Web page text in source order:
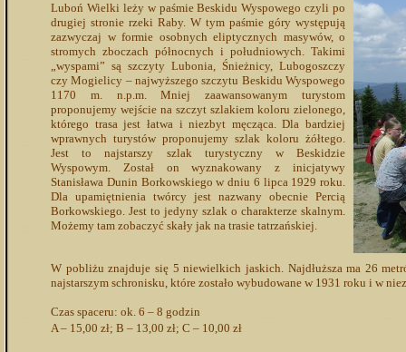
Luboń Wielki leży w paśmie Beskidu Wyspowego czyli po
drugiej stronie rzeki Raby. W tym paśmie góry występują
zazwyczaj w formie osobnych eliptycznych masywów, o
stromych zboczach północnych i południowych. Takimi
„wyspami” są szczyty Lubonia, Śnieżnicy, Lubogoszczy
czy Mogielicy – najwyższego szczytu Beskidu Wyspowego
1170 m. n.p.m. Mniej zaawansowanym turystom
proponujemy wejście na szczyt szlakiem koloru zielonego,
którego trasa jest łatwa i niezbyt męcząca. Dla bardziej
wprawnych turystów proponujemy szlak koloru żółtego.
Jest to najstarszy szlak turystyczny w Beskidzie
Wyspowym. Został on wyznakowany z inicjatywy
Stanisława Dunin Borkowskiego w dniu 6 lipca 1929 roku.
Dla upamiętnienia twórcy jest nazwany obecnie Percią
Borkowskiego. Jest to jedyny szlak o charakterze skalnym.
Możemy tam zobaczyć skały jak na trasie tatrzańskiej.
W pobliżu znajduje się 5 niewielkich jaskich. Najdłuższa ma 26
najstarszym schronisku, które zostało wybudowane w 1931 roku i w
Czas spaceru: ok. 6 – 8 godzin
A – 15,00 zł; B – 13,00 zł; C – 10,00 zł